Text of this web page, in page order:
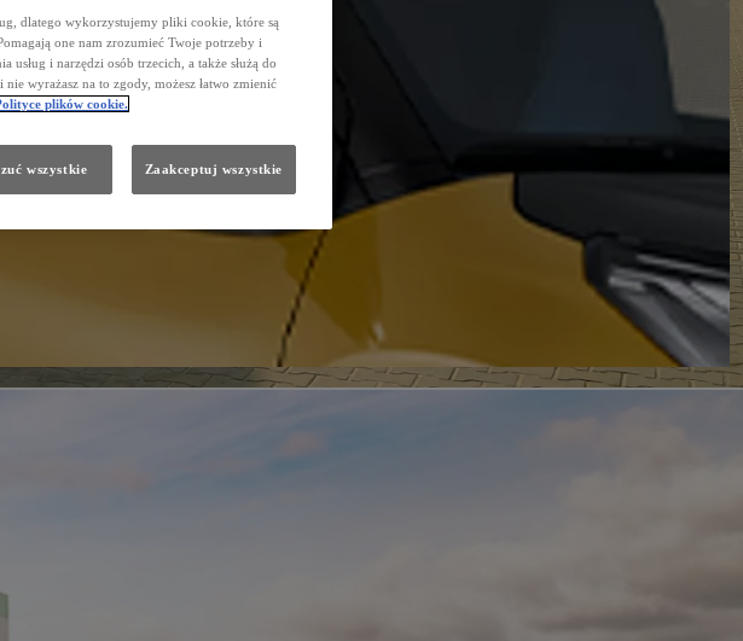
dlatego wykorzystujemy pliki cookie, które są
one nam zrozumieć Twoje potrzeby i
usług i narzędzi osób trzecich, a także służą do
wyrażasz na to zgody, możesz łatwo zmienić
plików cookie.
wszystkie Zaakceptuj wszystkie